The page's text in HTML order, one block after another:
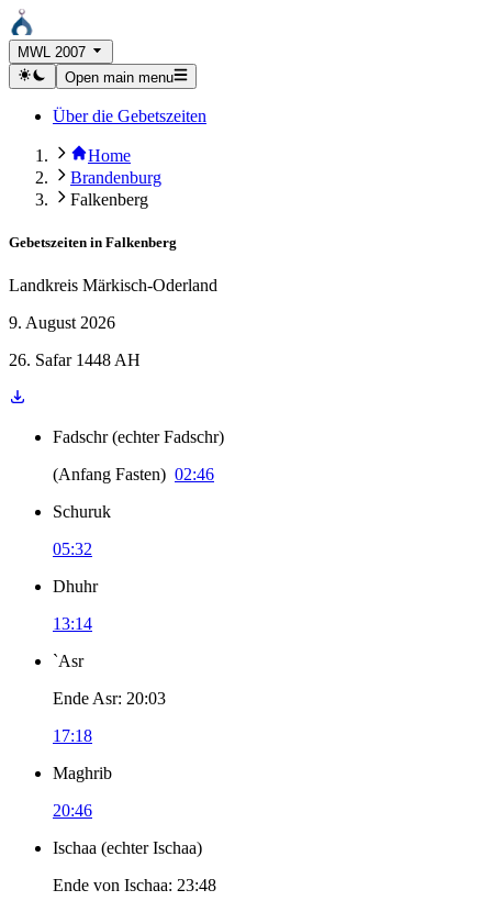
MWL 2007
Open main menu
Über die Gebetszeiten
Home
Brandenburg
Falkenberg
Gebetszeiten in Falkenberg
Landkreis Märkisch-Oderland
9. August 2026
26. Safar 1448 AH
Fadschr (echter Fadschr)
(Anfang Fasten) 02:46
Schuruk
05:32
Dhuhr
13:14
`Asr
Ende Asr: 20:03
17:18
Maghrib
20:46
Ischaa (echter Ischaa)
Ende von Ischaa: 23:48